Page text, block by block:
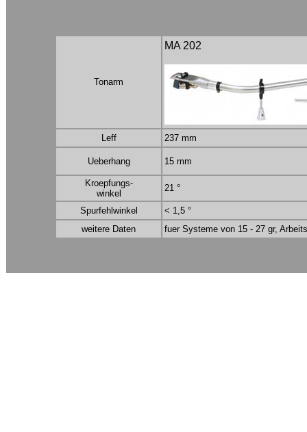
Tonarm
MA 202
Leff 237 mm
Ueberhang 15 mm
Kroepfungs-
winkel
21 °
Spurfehlwinkel
< 1,5 °
weitere Daten
fuer Systeme von 15 - 27 gr,